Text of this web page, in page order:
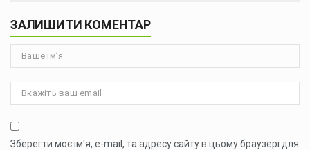
ЗАЛИШИТИ КОМЕНТАР
Зберегти моє ім'я, e-mail, та адресу сайту в цьому браузері для